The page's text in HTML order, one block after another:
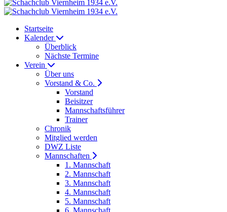
Startseite
Kalender
Überblick
Nächste Termine
Verein
Über uns
Vorstand & Co.
Vorstand
Beisitzer
Mannschaftsführer
Trainer
Chronik
Mitglied werden
DWZ Liste
Mannschaften
1. Mannschaft
2. Mannschaft
3. Mannschaft
4. Mannschaft
5. Mannschaft
6. Mannschaft